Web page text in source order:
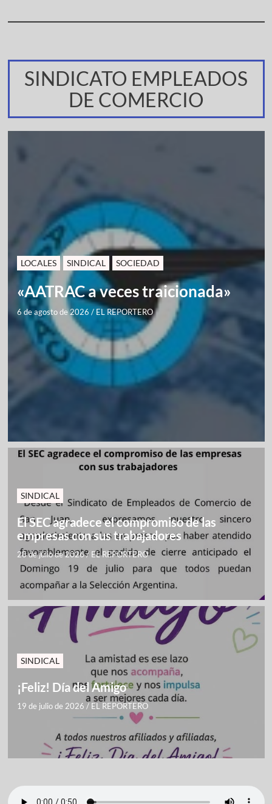
SINDICATO EMPLEADOS
DE COMERCIO
LOCALES SINDICAL SOCIEDAD
«AATRAC a veces traicionada»
6 de agosto de 2026 / EL REPORTERO
SINDICAL
El SEC agradece el compromiso de las
empresas con sus trabajadores
28 de julio de 2026/ EL REPORTERO
SINDICAL
¡Feliz! Día del Amigo
19 de julio de 2026 / EL REPORTERO